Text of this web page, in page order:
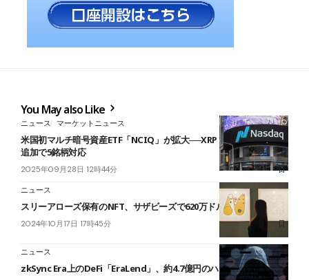
You May also Like
ニュース マーケットニュース
米国初マルチ暗号資産ETF「NCIQ」が拡大──XRP・ソラナ・ステラ
追加で5銘柄対応
2025年09月28日 12時44分
ニュース
スリーアローズ保有のNFT、サザビーズで620万ドルで落札
2024年10月17日 17時45分
ニュース
zkSync Era上のDeFi「EraLend」、約4.7億円のハッキング被害